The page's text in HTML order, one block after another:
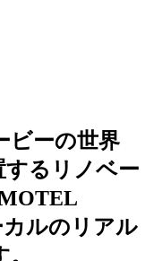
ビーの世界
するリノベー
ルのリアル